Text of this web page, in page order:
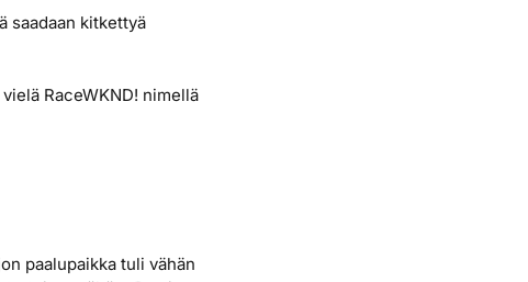
saadaan kitkettyä
RaceWKND! nimellä
paalupaikka tuli vähän